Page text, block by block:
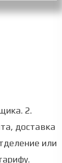
2.
доставка
или